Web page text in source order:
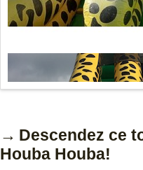
Descendez ce
Houba Houba!